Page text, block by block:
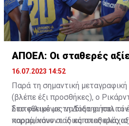
ΑΠΟΕΛ: Οι σταθερές
16.07.2023 14:52
Παρά τη σημαντική
(βλέπε έξι προσθήκες), ο
διατεθειμένος να διατηρήσει
κορμό, κάνοντας κάποιες
Στο φιλικό με τη Δόξα οι παλιοί
παραμένουν οι ίδιες σταθερές